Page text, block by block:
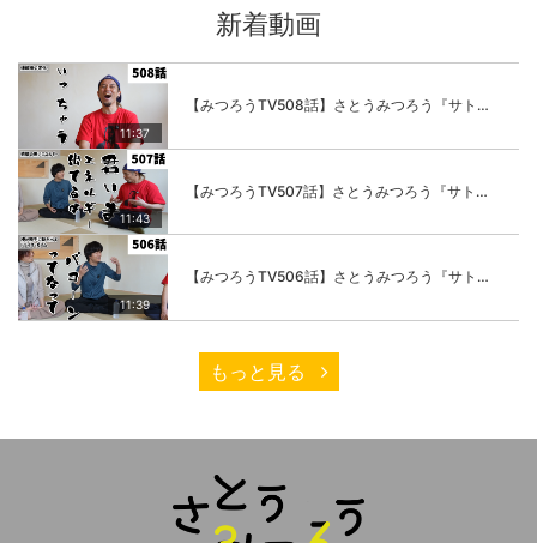
新着動画
11:37
【みつろうTV508話】さとうみつろう『サトレル男塾』編④「“毎日”が変わります。楽しく」
11:43
【みつろうTV507話】さとうみつろう『サトレル男塾』編③「快楽は“自分のカラダの内側”にしかない」
11:39
【みつろうTV506話】さとうみつろう『サトレル男塾』編②「不思議な棒をお尻に…」
もっと見る